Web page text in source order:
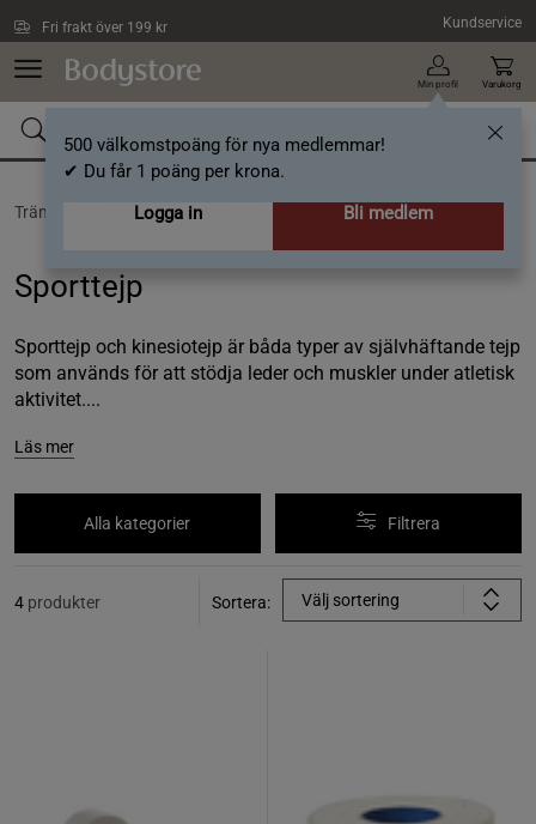
Fri frakt över 199 kr Kundservice
Min profil
500 välkomstpoäng för nya medlemmar!
✔ Du får 1 poäng per krona.
Logga in
Bli medlem
Varukorg
Träning / Träningsutrustning /
Sporttejp
Sporttejp och kinesiotejp är båda typer av självhäftande tejp
som används för att stödja leder och muskler under atletisk
aktivitet....
Läs mer
Alla kategorier Filtrera
4 produkter Sortera: Välj sortering